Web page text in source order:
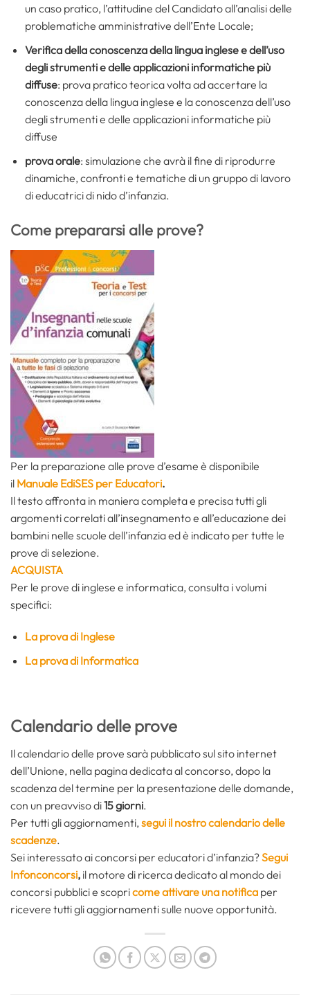
un caso pratico, l’attitudine del Candidato all’analisi delle
problematiche amministrative dell’Ente Locale;
Verifica della conoscenza della lingua inglese e dell’uso
degli strumenti e delle applicazioni informatiche più
diffuse: prova pratico teorica volta ad accertare la
conoscenza della lingua inglese e la conoscenza dell’uso
degli strumenti e delle applicazioni informatiche più
diffuse
prova orale: simulazione che avrà il fine di riprodurre
dinamiche, confronti e tematiche di un gruppo di lavoro
di educatrici di nido d’infanzia.
Come prepararsi alle prove?
Per la preparazione alle prove d’esame è disponibile
il Manuale EdiSES per Educatori.
Il testo affronta in maniera completa e precisa tutti gli
argomenti correlati all’insegnamento e all’educazione dei
bambini nelle scuole dell’infanzia ed è indicato per tutte le
prove di selezione.
ACQUISTA
Per le prove di inglese e informatica, consulta i volumi
specifici:
La prova di Inglese
La prova di Informatica
Calendario delle prove
Il calendario delle prove sarà pubblicato sul sito internet
dell’Unione, nella pagina dedicata al concorso, dopo la
scadenza del termine per la presentazione delle domande,
con un preavviso di15 giorni.
Per tutti gli aggiornamenti,segui il nostro calendario delle
scadenze.
Sei interessato ai concorsi per educatori d’infanzia?Segui
Infonconcorsi, il motore di ricerca dedicato al mondo dei
concorsi pubblici e scopricome attivare una notifica per
ricevere tutti gli aggiornamenti sulle nuove opportunità.